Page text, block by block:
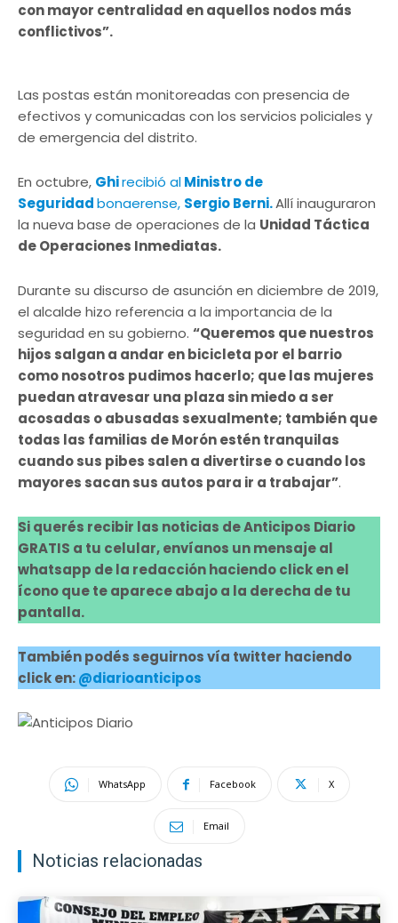
con mayor centralidad en aquellos nodos más
conflictivos”.
Las postas están monitoreadas con presencia de
efectivos y comunicadas con los servicios policiales y
de emergencia del distrito.
En octubre, Ghirecibió alMinistro de
Seguridadbonaerense, Sergio Berni.Allí inauguraron
la nueva base de operaciones de la Unidad Táctica
de Operaciones Inmediatas.
Durante su discurso de asunción en diciembre de 2019,
el alcalde hizo referencia a la importancia de la
seguridad en su gobierno. “Queremos que nuestros
hijos salgan a andar en bicicleta por el barrio
como nosotros pudimos hacerlo; que las mujeres
puedan atravesar una plaza sin miedo a ser
acosadas o abusadas sexualmente; también que
todas las familias de Morón estén tranquilas
cuando sus pibes salen a divertirse o cuando los
mayores sacan sus autos para ir a trabajar”.
Si querés recibir las noticias de Anticipos Diario
GRATIS a tu celular, envíanos un mensaje al
whatsapp de la redacción haciendo click en el
ícono que te aparece abajo a la derecha de tu
pantalla.
También podés seguirnos vía twitter haciendo
click en:@diarioanticipos
WhatsApp Facebook X
Email
Noticias relacionadas